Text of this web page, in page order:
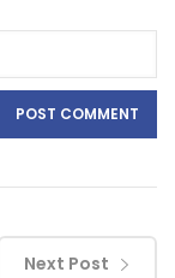
Next Post